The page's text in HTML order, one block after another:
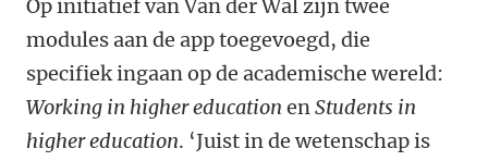
Op initiatief van Van der Wal zijn twee
modules aan de app toegevoegd, die
specifiek ingaan op de academische wereld:
Working in higher education enStudents in
higher education. ‘Juist in de wetenschap is